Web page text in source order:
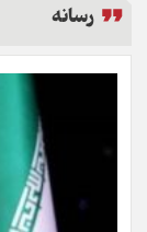
رسانه